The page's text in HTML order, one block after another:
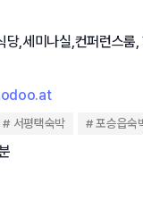
당,세미나실,컨퍼런스룸
서평택숙박 포승읍숙